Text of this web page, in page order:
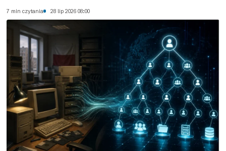
7 min czytania 28 lip 2026 08:00